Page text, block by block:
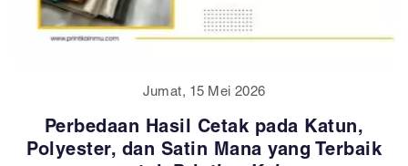
Jumat, 15 Mei 2026
Perbedaan Hasil Cetak pada Katun,
Polyester, dan Satin Mana yang Terbaik